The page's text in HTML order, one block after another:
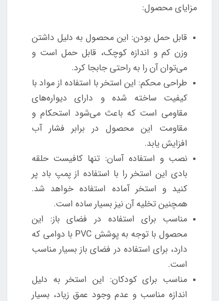
مزایای محصول:
قابل حمل بودن: این محصول به دلیل داشتن
وزن کم و اندازه کوچک، قابل حمل است و
می‌توان آن را به راحتی جابجا کرد.
طراحی محکم: این استخر با استفاده از مواد با
کیفیت ساخته شده و دارای دیواره‌های
مقاومی است که باعث می‌شود استحکام و
مقاومت این محصول در برابر فشار آب
افزایش یابد.
نصب و استفاده آسان: تنها کافیست حلقه
بادی این استخر را با استفاده از پمپ باد پر
کنید و استخر آماده استفاده خواهد شد.
همچنین تخلیه آن نیز بسیار ساده است.
مناسب برای استفاده در فضای باز: این
محصول با توجه به پوشش PVC با دوامی که
دارد، برای استفاده در فضای باز بسیار مناسب
است.
مناسب برای کودکان: این استخر به دلیل
اندازه مناسب و عدم وجود عمق زیاد، بسیار